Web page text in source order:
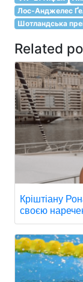
Лос-Анджелес
Шотландська
Related
Кріштіану
своєю